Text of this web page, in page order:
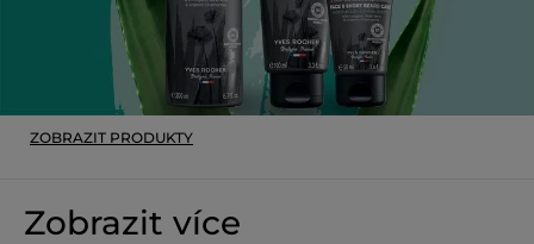
ZOBRAZIT PRODUKTY
Zobrazit více